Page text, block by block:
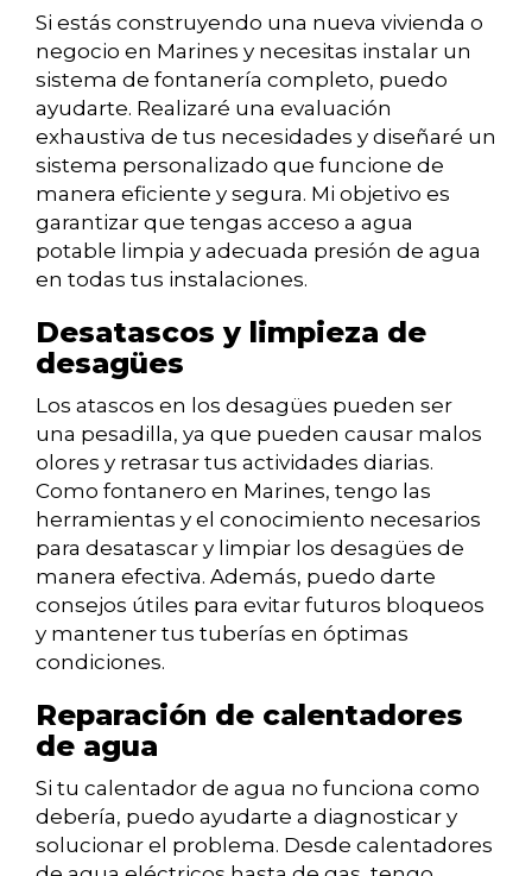
Si estás construyendo una nueva vivienda o
negocio en Marines y necesitas instalar un
sistema de fontanería completo, puedo
ayudarte. Realizaré una evaluación
exhaustiva de tus necesidades y diseñaré un
sistema personalizado que funcione de
manera eficiente y segura. Mi objetivo es
garantizar que tengas acceso a agua
potable limpia y adecuada presión de agua
en todas tus instalaciones.
Desatascos y limpieza de
desagües
Los atascos en los desagües pueden ser
una pesadilla, ya que pueden causar malos
olores y retrasar tus actividades diarias.
Como fontanero en Marines, tengo las
herramientas y el conocimiento necesarios
para desatascar y limpiar los desagües de
manera efectiva. Además, puedo darte
consejos útiles para evitar futuros bloqueos
y mantener tus tuberías en óptimas
condiciones.
Reparación de calentadores
de agua
Si tu calentador de agua no funciona como
debería, puedo ayudarte a diagnosticar y
solucionar el problema. Desde calentadores